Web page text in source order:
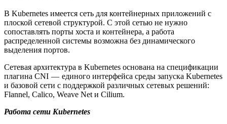
В Kubernetes имеется сеть для контейнерных приложений с
плоской сетевой структурой. С этой сетью не нужно
сопоставлять порты хоста и контейнера, а работа
распределенной системы возможна без динамического
выделения портов.
Сетевая архитектура в Kubernetes основана на спецификации
плагина CNI — единого интерфейса среды запуска Kubernetes
и базовой сети с поддержкой различных сетевых решений:
Flannel, Calico, Weave Net и Cilium.
Работа сети Kubernetes